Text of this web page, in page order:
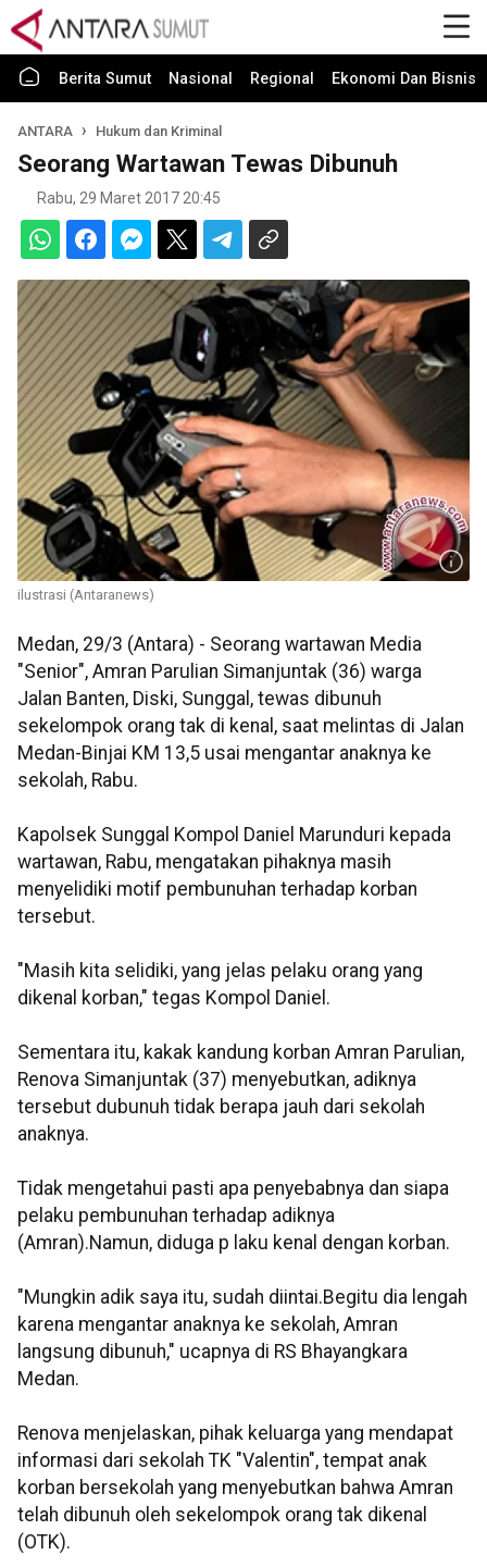
Berita Sumut Nasional Regional Ekonomi Dan Bisnis
ANTARA Hukum dan Kriminal
Seorang Wartawan Tewas Dibunuh
Rabu, 29 Maret 2017 20:45
ilustrasi (Antaranews)
Medan, 29/3 (Antara) - Seorang wartawan Media
"Senior", Amran Parulian Simanjuntak (36) warga
Jalan Banten, Diski, Sunggal, tewas dibunuh
sekelompok orang tak di kenal, saat melintas di Jalan
Medan-Binjai KM 13,5 usai mengantar anaknya ke
sekolah, Rabu.
Kapolsek Sunggal Kompol Daniel Marunduri kepada
wartawan, Rabu, mengatakan pihaknya masih
menyelidiki motif pembunuhan terhadap korban
tersebut.
"Masih kita selidiki, yang jelas pelaku orang yang
dikenal korban," tegas Kompol Daniel.
Sementara itu, kakak kandung korban Amran Parulian,
Renova Simanjuntak (37) menyebutkan, adiknya
tersebut dubunuh tidak berapa jauh dari sekolah
anaknya.
Tidak mengetahui pasti apa penyebabnya dan siapa
pelaku pembunuhan terhadap adiknya
(Amran).Namun, diduga p laku kenal dengan korban.
"Mungkin adik saya itu, sudah diintai.Begitu dia lengah
karena mengantar anaknya ke sekolah, Amran
langsung dibunuh," ucapnya di RS Bhayangkara
Medan.
Renova menjelaskan, pihak keluarga yang mendapat
informasi dari sekolah TK "Valentin", tempat anak
korban bersekolah yang menyebutkan bahwa Amran
telah dibunuh oleh sekelompok orang tak dikenal
(OTK).